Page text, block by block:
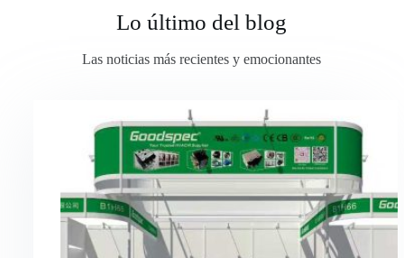
Lo último del blog
Las noticias más recientes y emocionantes